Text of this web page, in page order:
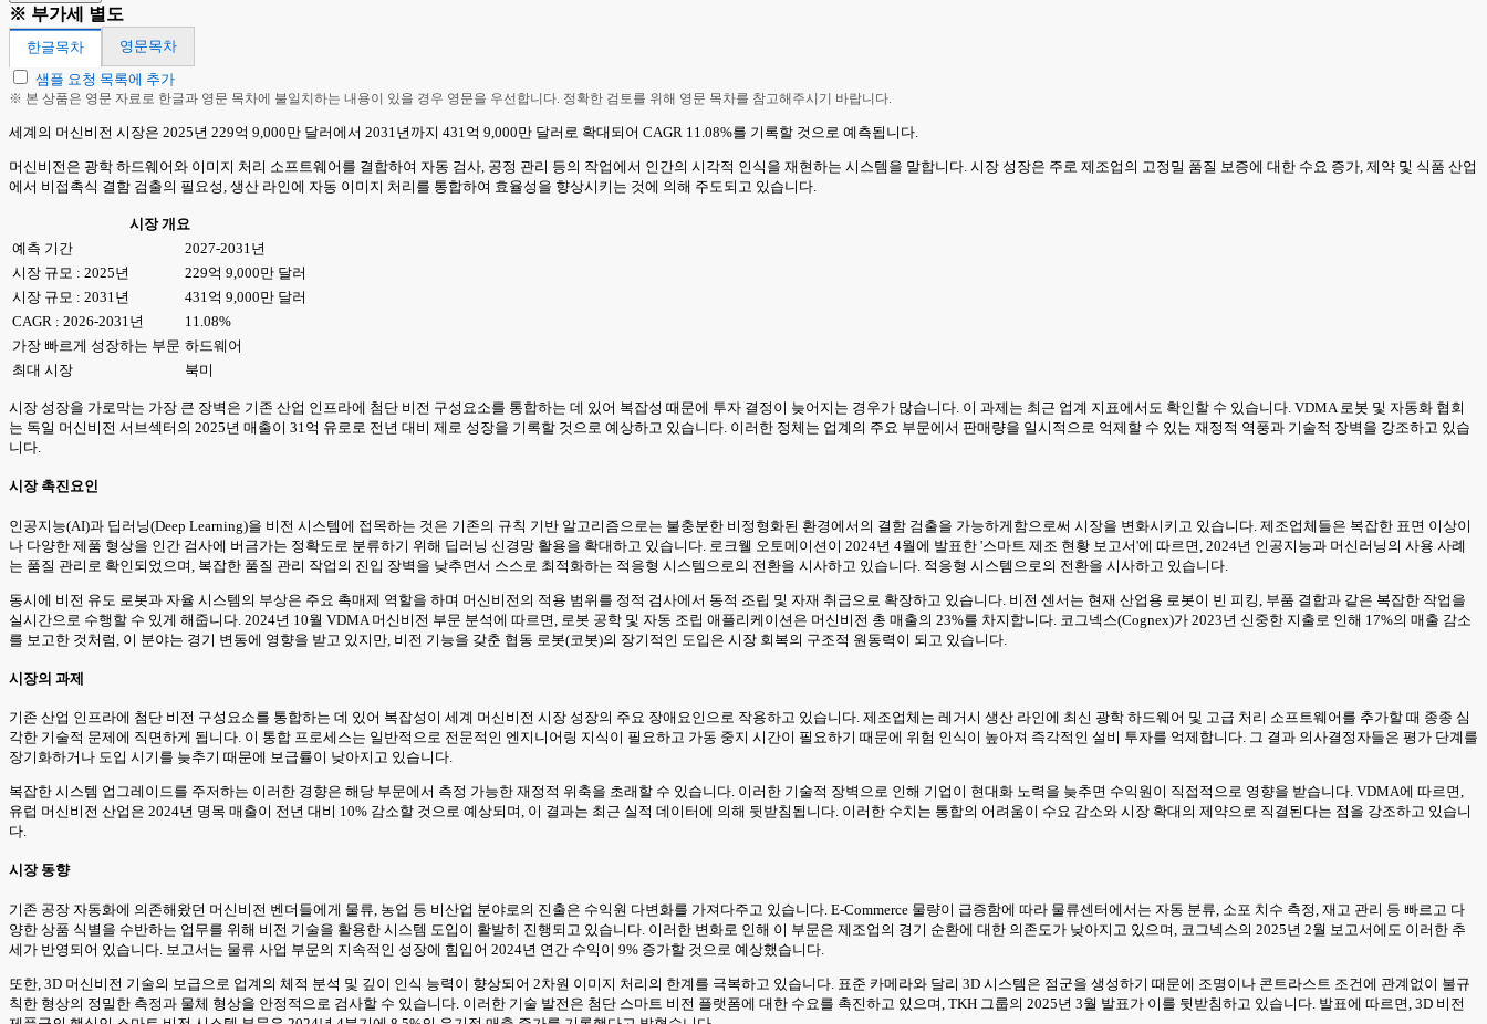
※ 부가세 별도
한글목차
영문목차
샘플 요청 목록에 추가
※ 본 상품은 영문 자료로 한글과 영문 목차에 불일치하는 내용이 있을 경우 영문을 우선합니다. 정확한 검토를 위해 영문 목차를 참고해주시기 바랍니다.
세계의 머신비전 시장은 2025년 229억 9,000만 달러에서 2031년까지 431억 9,000만 달러로 확대되어 CAGR 11.08%를 기록할 것으로 예측됩니다.
머신비전은 광학 하드웨어와 이미지 처리 소프트웨어를 결합하여 자동 검사, 공정 관리 등의 작업에서 인간의 시각적 인식을 재현하는 시스템을 말합니다. 시장 성장은 주로 제조업의 고정밀 품질 보증에 대한 수요 증가, 제약 및 식품 산업
에서 비접촉식 결함 검출의 필요성, 생산 라인에 자동 이미지 처리를 통합하여 효율성을 향상시키는 것에 의해 주도되고 있습니다.
시장 개요
예측 기간
2027-2031년
시장 규모 : 2025년
229억 9,000만 달러
시장 규모 : 2031년
431억 9,000만 달러
CAGR : 2026-2031년
11.08%
가장 빠르게 성장하는 부문 하드웨어
최대 시장
북미
시장 성장을 가로막는 가장 큰 장벽은 기존 산업 인프라에 첨단 비전 구성요소를 통합하는 데 있어 복잡성 때문에 투자 결정이 늦어지는 경우가 많습니다. 이 과제는 최근 업계 지표에서도 확인할 수 있습니다. VDMA 로봇 및 자동화 협회
는 독일 머신비전 서브섹터의 2025년 매출이 31억 유로로 전년 대비 제로 성장을 기록할 것으로 예상하고 있습니다. 이러한 정체는 업계의 주요 부문에서 판매량을 일시적으로 억제할 수 있는 재정적 역풍과 기술적 장벽을 강조하고 있습
니다.
시장 촉진요인
인공지능(AI)과 딥러닝(Deep Learning)을 비전 시스템에 접목하는 것은 기존의 규칙 기반 알고리즘으로는 불충분한 비정형화된 환경에서의 결함 검출을 가능하게함으로써 시장을 변화시키고 있습니다. 제조업체들은 복잡한 표면 이상이
나 다양한 제품 형상을 인간 검사에 버금가는 정확도로 분류하기 위해 딥러닝 신경망 활용을 확대하고 있습니다. 로크웰 오토메이션이 2024년 4월에 발표한 '스마트 제조 현황 보고서'에 따르면, 2024년 인공지능과 머신러닝의 사용 사례
는 품질 관리로 확인되었으며, 복잡한 품질 관리 작업의 진입 장벽을 낮추면서 스스로 최적화하는 적응형 시스템으로의 전환을 시사하고 있습니다. 적응형 시스템으로의 전환을 시사하고 있습니다.
동시에 비전 유도 로봇과 자율 시스템의 부상은 주요 촉매제 역할을 하며 머신비전의 적용 범위를 정적 검사에서 동적 조립 및 자재 취급으로 확장하고 있습니다. 비전 센서는 현재 산업용 로봇이 빈 피킹, 부품 결합과 같은 복잡한 작업을
실시간으로 수행할 수 있게 해줍니다. 2024년 10월 VDMA 머신비전 부문 분석에 따르면, 로봇 공학 및 자동 조립 애플리케이션은 머신비전 총 매출의 23%를 차지합니다. 코그넥스(Cognex)가 2023년 신중한 지출로 인해 17%의 매출 감소
를 보고한 것처럼, 이 분야는 경기 변동에 영향을 받고 있지만, 비전 기능을 갖춘 협동 로봇(코봇)의 장기적인 도입은 시장 회복의 구조적 원동력이 되고 있습니다.
시장의 과제
기존 산업 인프라에 첨단 비전 구성요소를 통합하는 데 있어 복잡성이 세계 머신비전 시장 성장의 주요 장애요인으로 작용하고 있습니다. 제조업체는 레거시 생산 라인에 최신 광학 하드웨어 및 고급 처리 소프트웨어를 추가할 때 종종 심
각한 기술적 문제에 직면하게 됩니다. 이 통합 프로세스는 일반적으로 전문적인 엔지니어링 지식이 필요하고 가동 중지 시간이 필요하기 때문에 위험 인식이 높아져 즉각적인 설비 투자를 억제합니다. 그 결과 의사결정자들은 평가 단계를
장기화하거나 도입 시기를 늦추기 때문에 보급률이 낮아지고 있습니다.
복잡한 시스템 업그레이드를 주저하는 이러한 경향은 해당 부문에서 측정 가능한 재정적 위축을 초래할 수 있습니다. 이러한 기술적 장벽으로 인해 기업이 현대화 노력을 늦추면 수익원이 직접적으로 영향을 받습니다. VDMA에 따르면,
유럽 머신비전 산업은 2024년 명목 매출이 전년 대비 10% 감소할 것으로 예상되며, 이 결과는 최근 실적 데이터에 의해 뒷받침됩니다. 이러한 수치는 통합의 어려움이 수요 감소와 시장 확대의 제약으로 직결된다는 점을 강조하고 있습니
다.
시장 동향
기존 공장 자동화에 의존해왔던 머신비전 벤더들에게 물류, 농업 등 비산업 분야로의 진출은 수익원 다변화를 가져다주고 있습니다. E-Commerce 물량이 급증함에 따라 물류센터에서는 자동 분류, 소포 치수 측정, 재고 관리 등 빠르고 다
양한 상품 식별을 수반하는 업무를 위해 비전 기술을 활용한 시스템 도입이 활발히 진행되고 있습니다. 이러한 변화로 인해 이 부문은 제조업의 경기 순환에 대한 의존도가 낮아지고 있으며, 코그넥스의 2025년 2월 보고서에도 이러한 추
세가 반영되어 있습니다. 보고서는 물류 사업 부문의 지속적인 성장에 힘입어 2024년 연간 수익이 9% 증가할 것으로 예상했습니다.
또한, 3D 머신비전 기술의 보급으로 업계의 체적 분석 및 깊이 인식 능력이 향상되어 2차원 이미지 처리의 한계를 극복하고 있습니다. 표준 카메라와 달리 3D 시스템은 점군을 생성하기 때문에 조명이나 콘트라스트 조건에 관계없이 불규
칙한 형상의 정밀한 측정과 물체 형상을 안정적으로 검사할 수 있습니다. 이러한 기술 발전은 첨단 스마트 비전 플랫폼에 대한 수요를 촉진하고 있으며, TKH 그룹의 2025년 3월 발표가 이를 뒷받침하고 있습니다. 발표에 따르면, 3D 비전